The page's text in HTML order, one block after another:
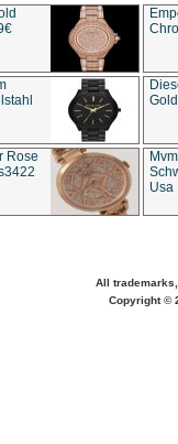
Rose
Usa
All
Copyright ©